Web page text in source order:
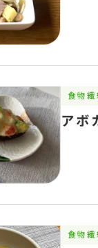
食物
アボ
食物